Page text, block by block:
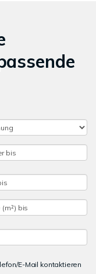
E-Mail kontaktieren